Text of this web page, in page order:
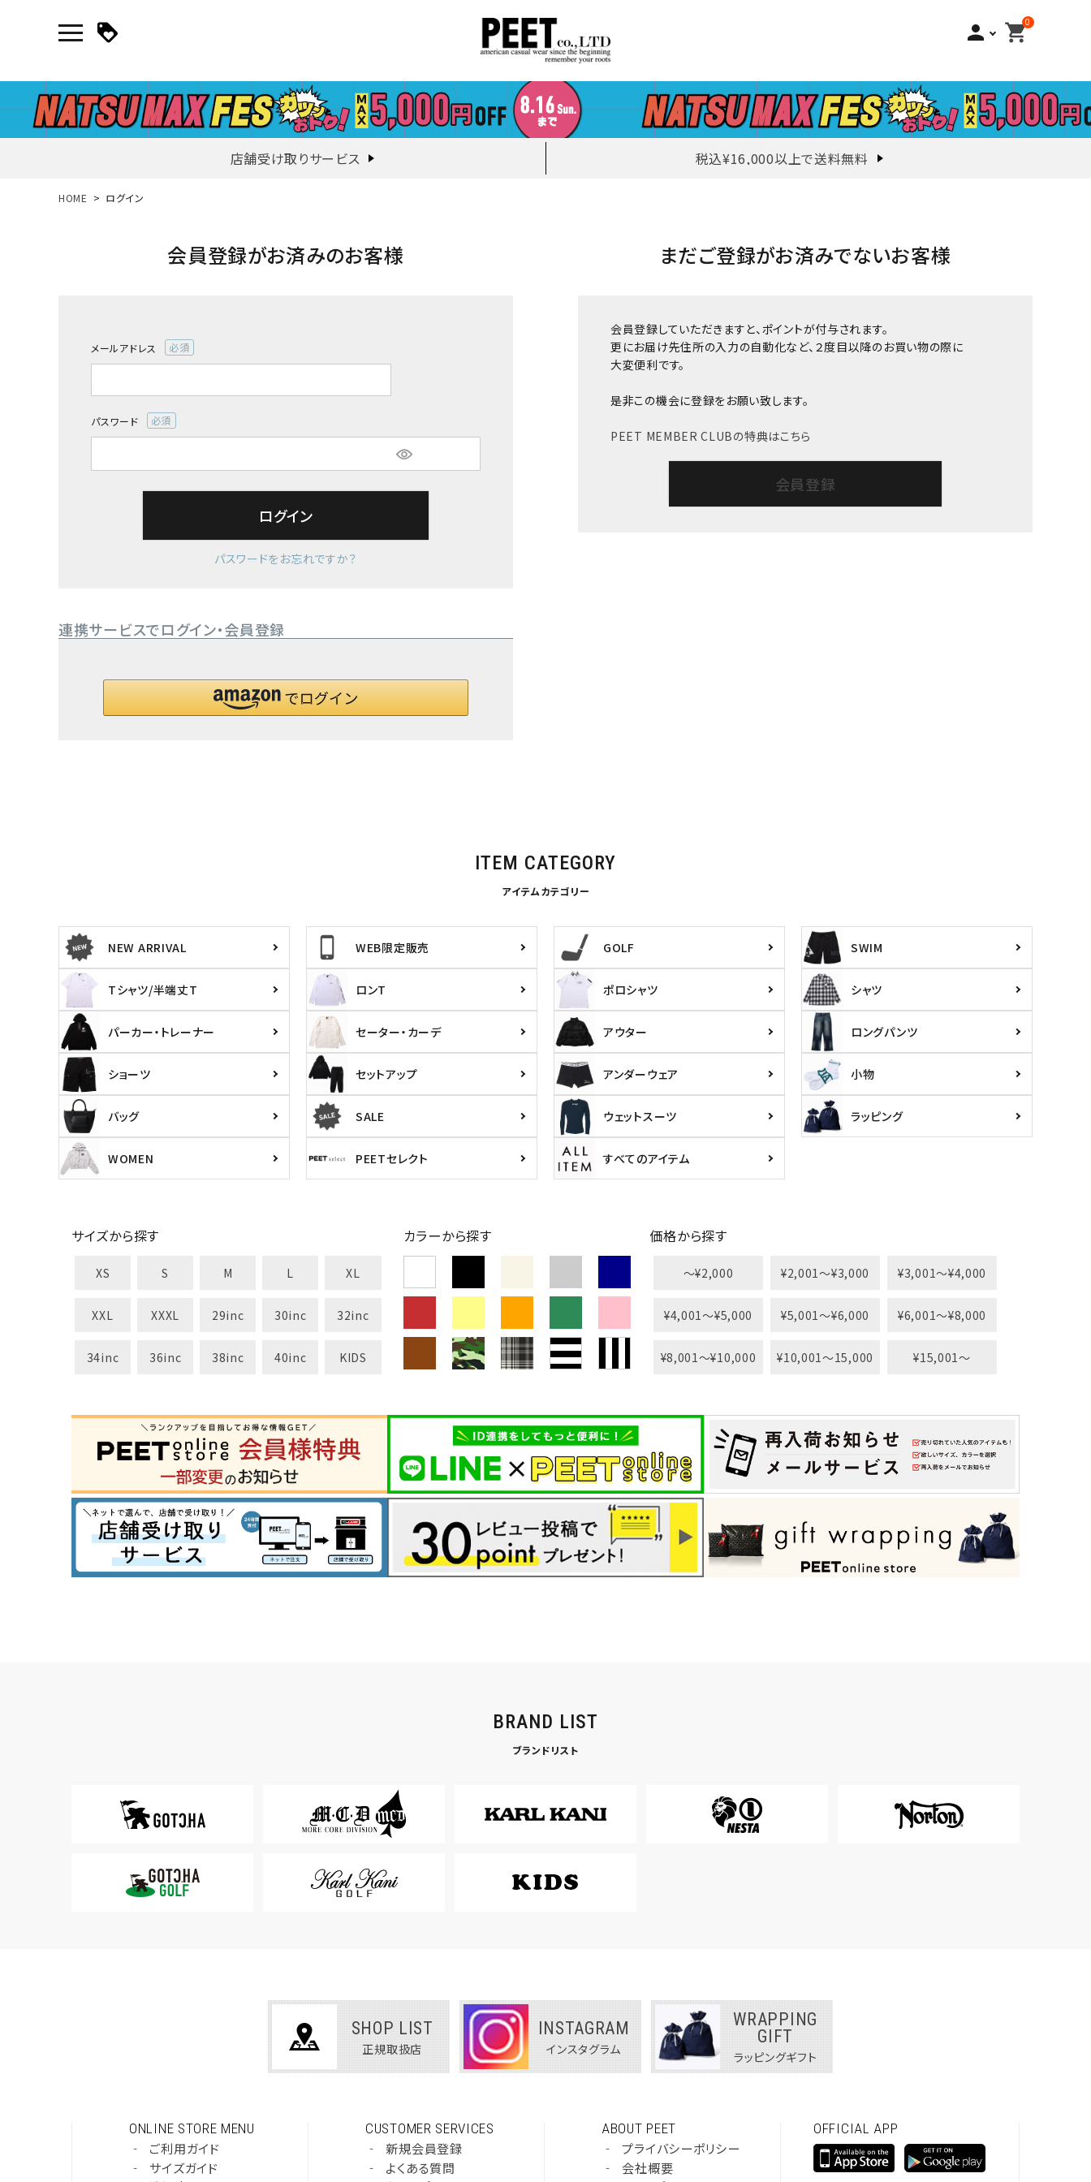
person 0
shopping_cart
店舗受け取りサービス 税込¥16,000以上で送料無料
新規会員登録｜ログイン
詳しい条件から探す
キーワードから探す 価格から探す 並び順
カテゴリ
サイズ
XXL
XXXL
29inc
32inc 34inc
KIDS
tune 絞り込んで検索する
HOME ログイン
会員登録がお済みのお客様
メールアドレス
(必
パスワード
(必
ログイン
パスワードをお忘れですか？
連携サービスでログイン・会員登録
まだご登録がお済みでないお客様
会員登録していただきますと、ポイントが付与されます。
更にお届け先住所の入力の自動化など、２度目以降のお買い物の際に
大変便利です。
是非この機会に登録をお願い致します。
PEET MEMBER CLUBの特典はこちら
会員登録
ITEM CATEGORY
アイテムカテゴリー
NEW ARRIVAL WEB限定販売 GOLF SWIM
Tシャツ/半端丈T ロンT ポロシャツ シャツ
パーカー・トレーナー セーター・カーデ アウター ロングパンツ
ショーツ セットアップ アンダーウェア 小物
バッグ SALE ウェットスーツ ラッピング
WOMEN PEETセレクト すべてのアイテム
サイズから探す
XS S M L XL
XXL XXXL 29inc 30inc 32inc
34inc 36inc 38inc 40inc KIDS
カラーから探す 価格から探す
〜¥2,000 ¥2,001〜¥3,000 ¥3,001〜¥4,000
¥4,001〜¥5,000 ¥5,001〜¥6,000 ¥6,001〜¥8,000
¥8,001〜¥10,000 ¥10,001〜15,000 ¥15,001〜
BRAND LIST
ブランドリスト
SHOP LIST
正規取扱店
INSTAGRAM
インスタグラム
WRAPPING
GIFT
ラッピングギフト
ONLINE STORE MENU
‐
ご利用ガイド
‐
サイズガイド
CUSTOMER SERVICES
‐
新規会員登録
‐
よくある質問
ABOUT PEET
‐
プライバシーポリシー
‐
会社概要
OFFICIAL APP